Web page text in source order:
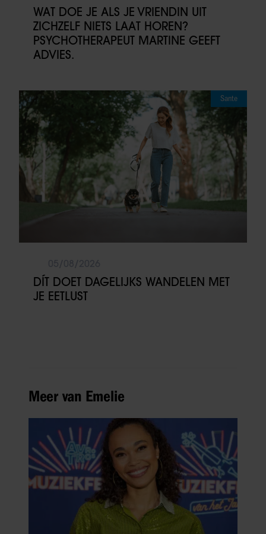
WAT DOE JE ALS JE VRIENDIN UIT
ZICHZELF NIETS LAAT HOREN?
PSYCHOTHERAPEUT MARTINE GEEFT
ADVIES.
Sante
DÍT DOET DAGELIJKS WANDELEN MET
JE EETLUST
Meer van Emelie